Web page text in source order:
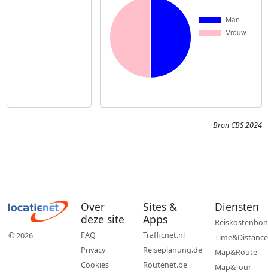
Bron CBS 2024
© 2026
Over
deze site
FAQ
Privacy
Cookies
Sites &
Apps
Trafficnet.nl
Reiseplanung.de
Routenet.be
Diensten
Reiskostenbon
Time&Distance
Map&Route
Map&Tour